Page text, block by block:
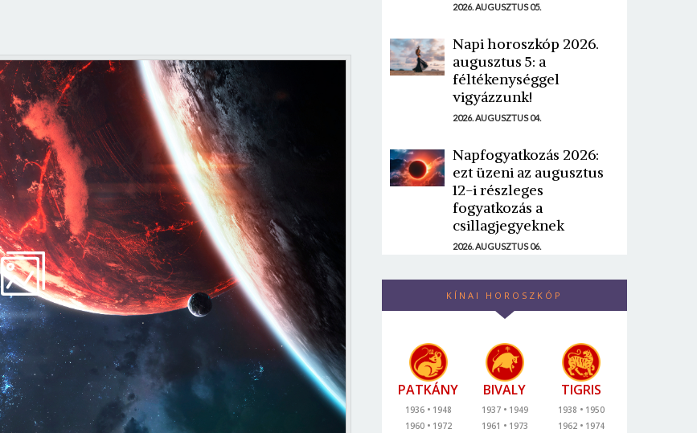
2026. AUGUSZTUS 05.
Napi horoszkóp 2026.
augusztus 5: a
féltékenységgel
vigyázzunk!
2026. AUGUSZTUS 04.
Napfogyatkozás 2026:
ezt üzeni az augusztus
12-i részleges
fogyatkozás a
csillagjegyeknek
2026. AUGUSZTUS 06.
KÍNAI HOROSZKÓP
PATKÁNY
1936
1948
1960
1972
BIVALY
1937
1949
1961
1973
TIGRIS
1938
1950
1962
1974